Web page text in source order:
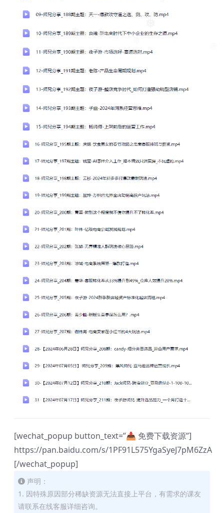
❅
❅
❅
❅
[wechat_popup button_text=”📥 免费下载资源”]
https://pan.baidu.com/s/1PF91L575YgaSyeJ7pM6ZzA
[/wechat_popup]
声明：
1. 因特殊原因部分稀缺资源无法直接上平台，有需求的课友
请联系在线客服详细咨询。